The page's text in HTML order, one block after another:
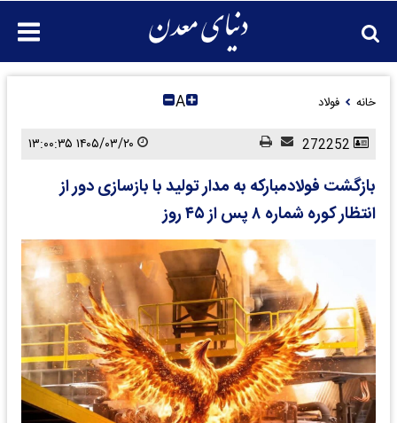
خانه فولاد A
بازگشت فولاد‌مبارکه به مدار تولید با بازسازی دور از
انتظار کوره شماره ۸ پس از ۴۵ روز